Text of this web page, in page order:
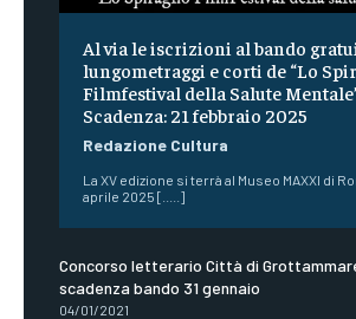
Al via le iscrizioni al bando
lungometraggi e corti de “Lo
Filmfestival della Salute
Scadenza: 21 febbraio 2025
Redazione Cultura
La XV edizione si terrà al Museo MAXXI di
aprile 2025 [.....]
Concorso letterario Città di
scadenza bando 31 gennaio
04/01/2021